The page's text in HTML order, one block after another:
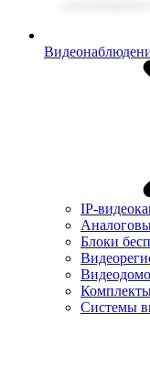
IP-
Блоки
Системы